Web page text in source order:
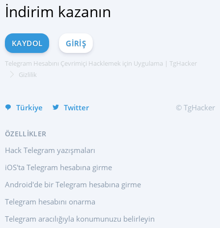
İndirim kazanın
KAYDOL GIRIŞ
Telegram Hesabını Çevrimiçi Hacklemek için Uygulama | TgHacker
Gizlilik
Türkiye
Русский
Español
Français
中文
English
Twitter © TgHacker
ÖZELLIKLER
Hack Telegram yazışmaları
iOS'ta Telegram hesabına girme
Android'de bir Telegram hesabına girme
Telegram hesabını onarma
Telegram aracılığıyla konumunuzu belirleyin